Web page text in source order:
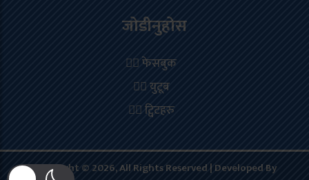
जोडीनुहोस
फेसबुक
युटूब
ट्विटहरु
Copyright © 2026, All Rights Reserved | Developed By